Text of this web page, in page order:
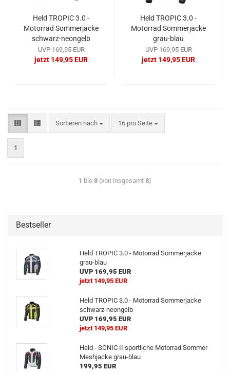
Held TROPIC 3.0 -
Motorrad Sommerjacke
schwarz-neongelb
UVP 169,95 EUR
jetzt 149,95 EUR
Held TROPIC 3.0 -
Motorrad Sommerjacke
grau-blau
UVP 169,95 EUR
jetzt 149,95 EUR
Sortieren nach 16 pro Seite
1
1 bis 8 (von insgesamt 8)
Bestseller
Held TROPIC 3.0 - Motorrad Sommerjacke
grau-blau
UVP 169,95 EUR
jetzt 149,95 EUR
Held TROPIC 3.0 - Motorrad Sommerjacke
schwarz-neongelb
UVP 169,95 EUR
jetzt 149,95 EUR
Held - SONIC II sportliche Motorrad Sommer
Meshjacke grau-blau
199,95 EUR